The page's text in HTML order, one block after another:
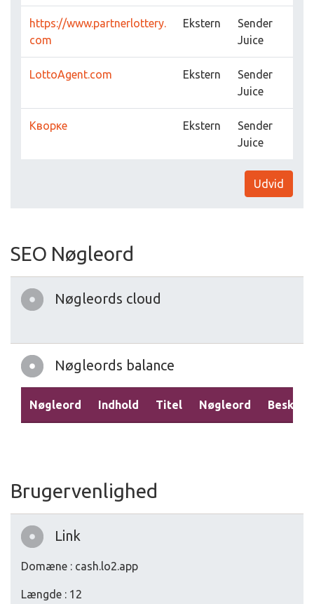
https://www.partnerlottery.
com
Ekstern
Sender
Juice
LottoAgent.com Ekstern
Sender
Juice
Кворке Ekstern
Sender
Juice
Udvid
SEO Nøgleord
Nøgleords cloud
Nøgleords balance
Nøgleord Indhold Titel Nøgleord
Brugervenlighed
Link
Domæne : cash.lo2.app
Længde : 12